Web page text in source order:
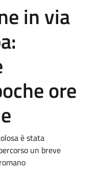
in via
ore
è stata
un breve